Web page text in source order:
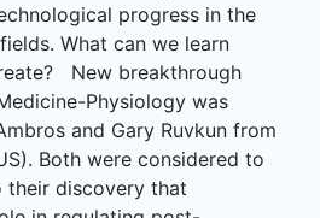
progress in the
What can we learn
New breakthrough
Physiology was
and Gary Ruvkun from
Both were considered to
their discovery that